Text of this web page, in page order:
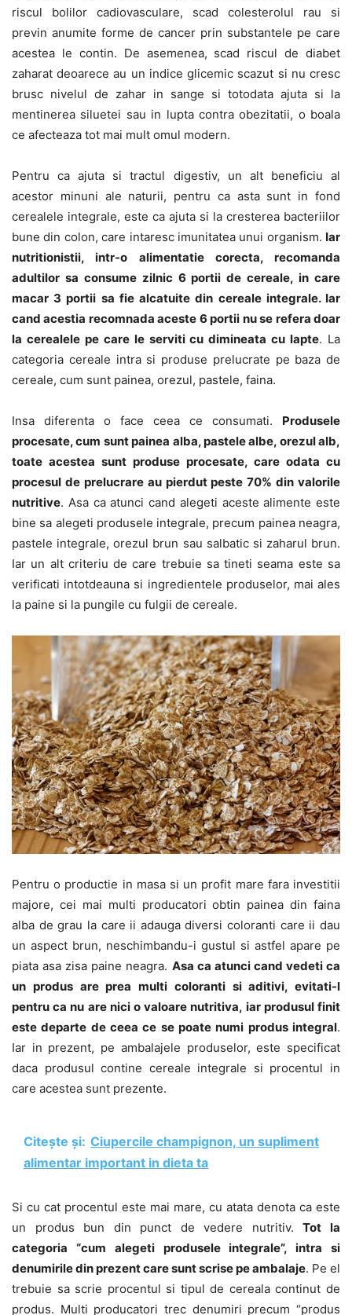
riscul bolilor cadiovasculare, scad colesterolul rau si
previn anumite forme de cancer prin substantele pe care
acestea le contin. De asemenea, scad riscul de diabet
zaharat deoarece au un indice glicemic scazut si nu cresc
brusc nivelul de zahar in sange si totodata ajuta si la
mentinerea siluetei sau in lupta contra obezitatii, o boala
ce afecteaza tot mai mult omul modern.
Pentru ca ajuta si tractul digestiv, un alt beneficiu al
acestor minuni ale naturii, pentru ca asta sunt in fond
cerealele integrale, este ca ajuta si la cresterea bacteriilor
bune din colon, care intaresc imunitatea unui organism. Iar
nutritionistii, intr-o alimentatie corecta, recomanda
adultilor sa consume zilnic 6 portii de cereale, in care
macar 3 portii sa fie alcatuite din cereale integrale. Iar
cand acestia recomnada aceste 6 portii nu se refera doar
la cerealele pe care le serviti cu dimineata cu lapte. La
categoria cereale intra si produse prelucrate pe baza de
cereale, cum sunt painea, orezul, pastele, faina.
Insa diferenta o face ceea ce consumati. Produsele
procesate, cum sunt painea alba, pastele albe, orezul alb,
toate acestea sunt produse procesate, care odata cu
procesul de prelucrare au pierdut peste 70% din valorile
nutritive. Asa ca atunci cand alegeti aceste alimente este
bine sa alegeti produsele integrale, precum painea neagra,
pastele integrale, orezul brun sau salbatic si zaharul brun.
Iar un alt criteriu de care trebuie sa tineti seama este sa
verificati intotdeauna si ingredientele produselor, mai ales
la paine si la pungile cu fulgii de cereale.
Pentru o productie in masa si un profit mare fara investitii
majore, cei mai multi producatori obtin painea din faina
alba de grau la care ii adauga diversi coloranti care ii dau
un aspect brun, neschimbandu-i gustul si astfel apare pe
piata asa zisa paine neagra. Asa ca atunci cand vedeti ca
un produs are prea multi coloranti si aditivi, evitati-l
pentru ca nu are nici o valoare nutritiva, iar produsul finit
este departe de ceea ce se poate numi produs integral.
Iar in prezent, pe ambalajele produselor, este specificat
daca produsul contine cereale integrale si procentul in
care acestea sunt prezente.
Citește și: Ciupercile champignon, un supliment
alimentar important in dieta ta
Si cu cat procentul este mai mare, cu atata denota ca este
un produs bun din punct de vedere nutritiv.Tot la
categoria “cum alegeti produsele integrale”, intra si
denumirile din prezent care sunt scrise pe ambalaje. Pe el
trebuie sa scrie procentul si tipul de cereala continut de
produs. Multi producatori trec denumiri precum “produs